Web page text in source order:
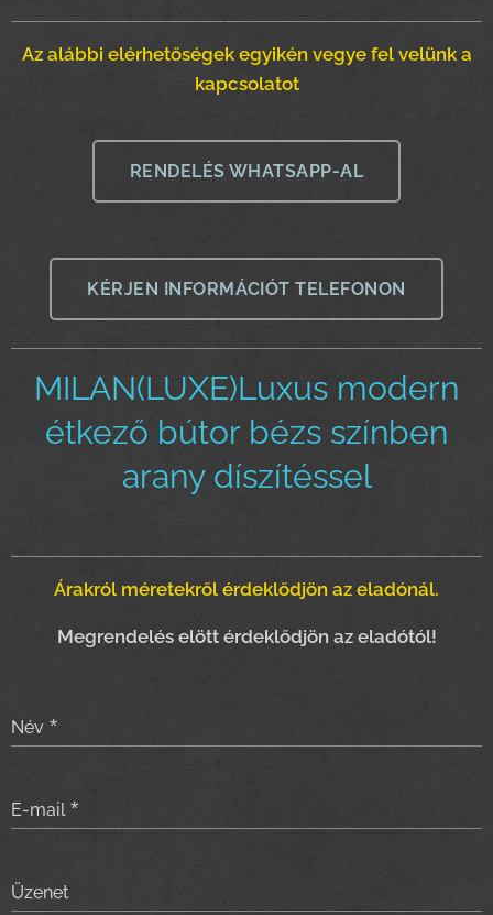
Az alábbi elérhetőségek egyikén vegye fel velünk a
kapcsolatot
RENDELÉS WHATSAPP-AL
KÉRJEN INFORMÁCIÓT TELEFONON
MILAN(LUXE)Luxus modern
étkező bútor bézs színben
arany díszítéssel
Árakról méretekről érdeklődjön az eladónál.
Megrendelés elött érdeklődjön az eladótól!
Név
E-mail
Üzenet